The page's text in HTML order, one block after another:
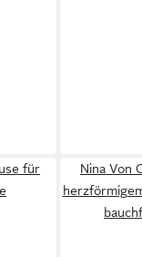
für
Nina Von